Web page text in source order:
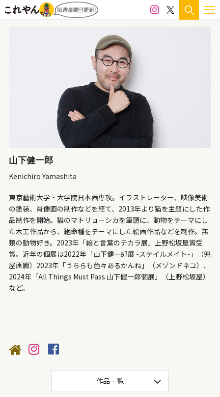
山下健一郎
Kenichiro Yamashita
東京藝術大学・大学院日本画専攻。イラストレーター、映像美術
の塗装、肖像画の制作などを経て、2013年より猫を主題にした作
品制作を開始。猫のマトリョーシカを筆頭に、動物をテーマにし
た木工作品から、絶命種をテーマにした絵画作品などを制作。無
類の動物好き。2023年「絵と言葉のチカラ展」上野松坂屋賞受
賞。近年の個展は2022年「山下健一郎展 -ステイルメイト-」（兜
屋画廊）2023年「うちらも色々あるかんね」（メゾンドネコ）、
2024年「All Things Must Pass 山下健一郎個展」（上野松坂屋）
など。
作品一覧